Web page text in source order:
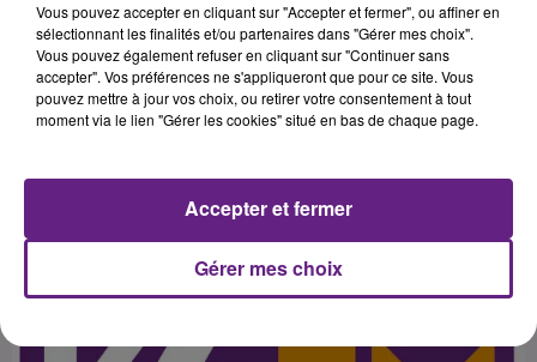
organisée ce dimanche au Parc de
la Colombière autour de 8
associations contre les maladies
génétiques. Entretien avec l'un de
Publié : 19 mars 2016 à 5h05 par 45
Vous pouvez accepter en cliquant sur "Accepter et fermer", ou affiner en
sélectionnant les finalités et/ou partenaires dans "Gérer mes choix".
Vous pouvez également refuser en cliquant sur "Continuer sans
accepter". Vos préférences ne s'appliqueront que pour ce site. Vous
pouvez mettre à jour vos choix, ou retirer votre consentement à tout
moment via le lien "Gérer les cookies" situé en bas de chaque page.
Gérer mes choix
Accepter et fermer